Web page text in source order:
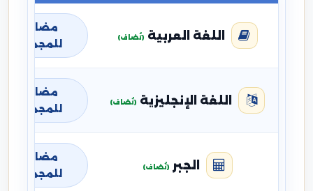
اللغة العربية (تُضاف)
مضافة
للمجموع
اللغة الإنجليزية (تُضاف)
مضافة
للمجموع
الجبر (تُضاف)
مضافة
للمجموع